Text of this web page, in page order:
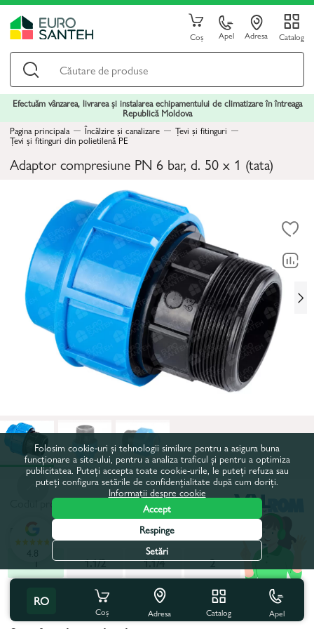
Coș Apel Adresa Catalog
Efectuăm vânzarea, livrarea și instalarea echipamentului de climatizare în întreaga
Republică Moldova
Pagina principala
Încălzire și canalizare Țevi și fitinguri
Țevi și fitinguri din polietilenă PE
Adaptor compresiune PN 6 bar, d. 50 x 1 (tata)
Codul produsului:14584
Diametru, inch:
1.1/2 1.1/4
2
Toate caracteristicile
RO
Coș Adresa Catalog Apel
4.8
Folosim cookie-uri și tehnologii similare pentru a asigura buna
funcționare a site-ului, pentru a analiza traficul și pentru a optimiza
publicitatea. Puteți accepta toate cookie-urile, le puteți refuza sau
puteți configura setările de confidențialitate după cum doriți.
Informații despre cookie
Accept
Respinge
Setări